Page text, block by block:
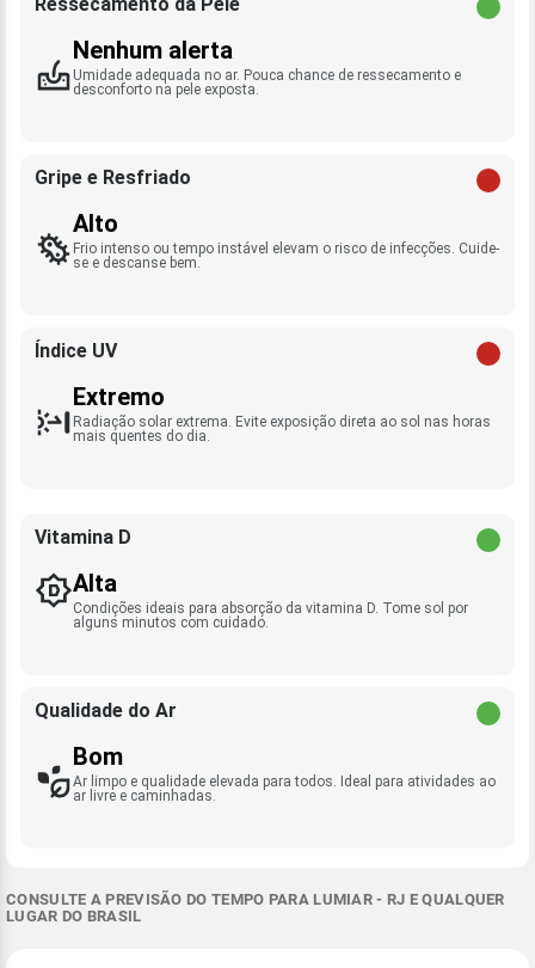
Nenhum alerta
Umidade adequada no ar. Pouca chance de ressecamento e
desconforto na pele exposta.
Gripe e Resfriado
Alto
Frio intenso ou tempo instável elevam o risco de infecções. Cuide-
se e descanse bem.
Índice UV
Extremo
Radiação solar extrema. Evite exposição direta ao sol nas horas
mais quentes do dia.
Vitamina D
Alta
Condições ideais para absorção da vitamina D. Tome sol por
alguns minutos com cuidado.
Qualidade do Ar
Bom
Ar limpo e qualidade elevada para todos. Ideal para atividades ao
ar livre e caminhadas.
CONSULTE A PREVISÃO DO TEMPO PARA LUMIAR - RJ E QUALQUER
LUGAR DO BRASIL